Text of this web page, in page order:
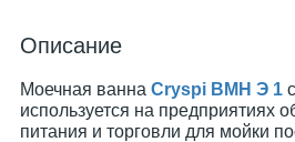
Описание
Моечная ванна Cryspi ВМН Э 1
используется на предприятиях
питания и торговли для мойки